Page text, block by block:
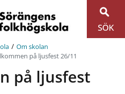
SÖK
/ Om skolan
på ljusfest 26/11
på ljusfest